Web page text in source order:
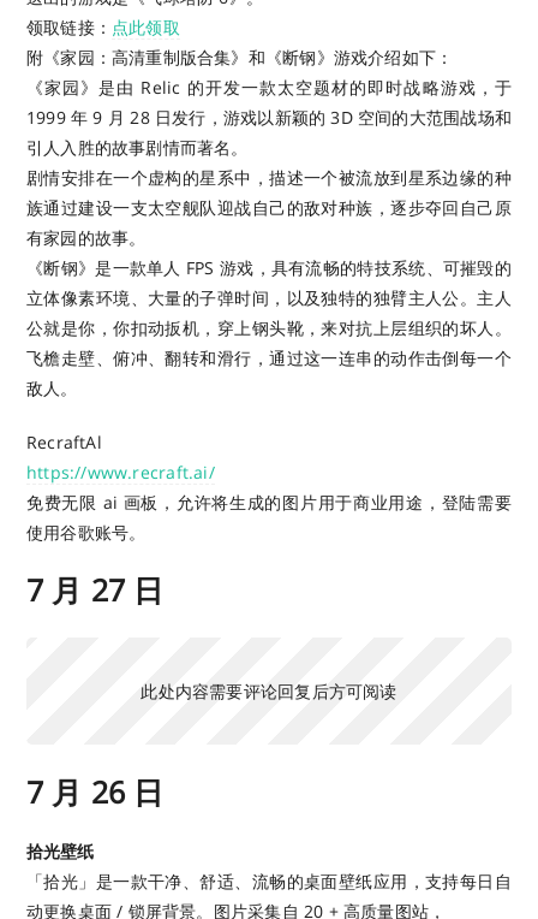
领取链接： 点此领取
附《家园：高清重制版合集》和《断钢》游戏介绍如下：
《家园》是由 Relic 的开发一款太空题材的即时战略游戏，于
1999 年 9 月 28 日发行，游戏以新颖的 3D 空间的大范围战场和
引人入胜的故事剧情而著名。
剧情安排在一个虚构的星系中，描述一个被流放到星系边缘的种
族通过建设一支太空舰队迎战自己的敌对种族，逐步夺回自己原
有家园的故事。
《断钢》是一款单人 FPS 游戏，具有流畅的特技系统、可摧毁的
立体像素环境、大量的子弹时间，以及独特的独臂主人公。主人
公就是你，你扣动扳机，穿上钢头靴，来对抗上层组织的坏人。
飞檐走壁、俯冲、翻转和滑行，通过这一连串的动作击倒每一个
敌人。
RecraftAl
https://www.recraft.ai/
免费无限 ai 画板，允许将生成的图片用于商业用途，登陆需要
使用谷歌账号。
7 月 27 日
此处内容需要评论回复后方可阅读
7 月 26 日
拾光壁纸
「拾光」是一款干净、舒适、流畅的桌面壁纸应用，支持每日自
动更换桌面 / 锁屏背景。图片采集自 20 + 高质量图站，